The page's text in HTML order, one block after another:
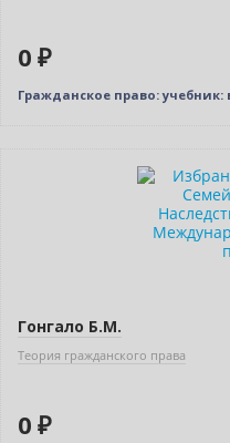
0 ₽
Гражданское право: учебник:
Гонгало Б.М.
Теория гражданского права
0 ₽